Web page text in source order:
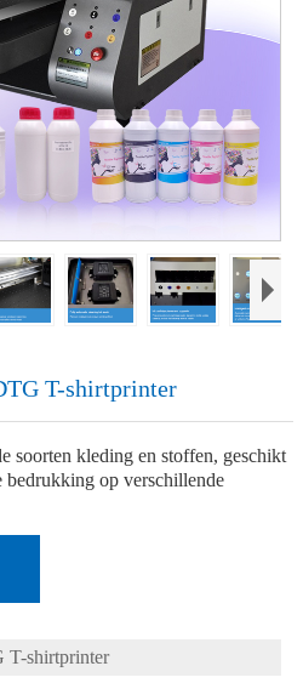
T-shirtprinter
soorten kleding en stoffen, geschikt
op verschillende
T-shirtprinter